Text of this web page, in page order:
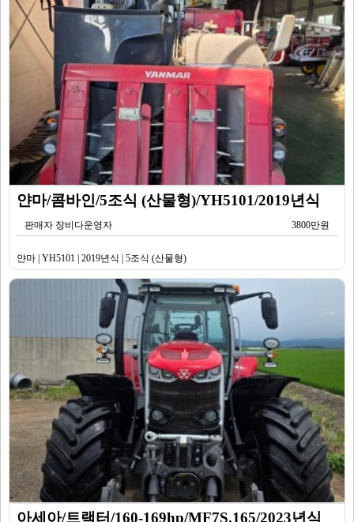
얀마/콤바인/5조식 (산물형)/YH5101/2019년식
판매자 장비다운영자 3800만원
얀마 | YH5101 | 2019년식 | 5조식 (산물형)
아세아/트랙터/160-169hp/MF7S.165/2023년식